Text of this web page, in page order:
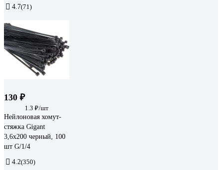
4.7(71)
130 ₽
1.3 ₽/шт
Нейлоновая хомут-
стяжка Gigant
3,6х200 черный, 100
шт G/1/4
4.2(350)